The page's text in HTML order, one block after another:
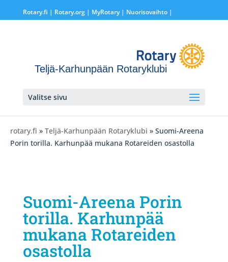
Rotary.fi | Rotary.org| MyRotary | Nuorisovaihto|
Teljä-Karhunpään Rotaryklubi
Valitse sivu
rotary.fi » Teljä-Karhunpään Rotaryklubi » Suomi-Areena
Porin torilla. Karhunpää mukana Rotareiden osastolla
Suomi-Areena Porin
torilla. Karhunpää
mukana Rotareiden
osastolla